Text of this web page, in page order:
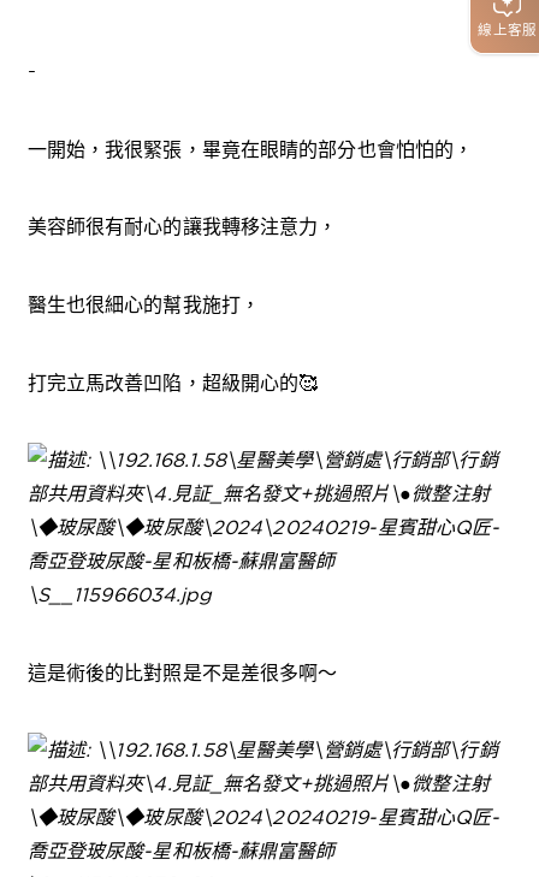
線上客服
-
一開始，我很緊張，畢竟在眼睛的部分也會怕怕的，
美容師很有耐心的讓我轉移注意力，
醫生也很細心的幫我施打，
打完立馬改善凹陷，超級開心的🥰
這是術後的比對照是不是差很多啊～